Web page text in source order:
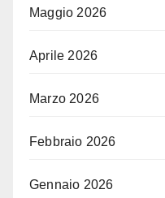
Maggio 2026
Aprile 2026
Marzo 2026
Febbraio 2026
Gennaio 2026